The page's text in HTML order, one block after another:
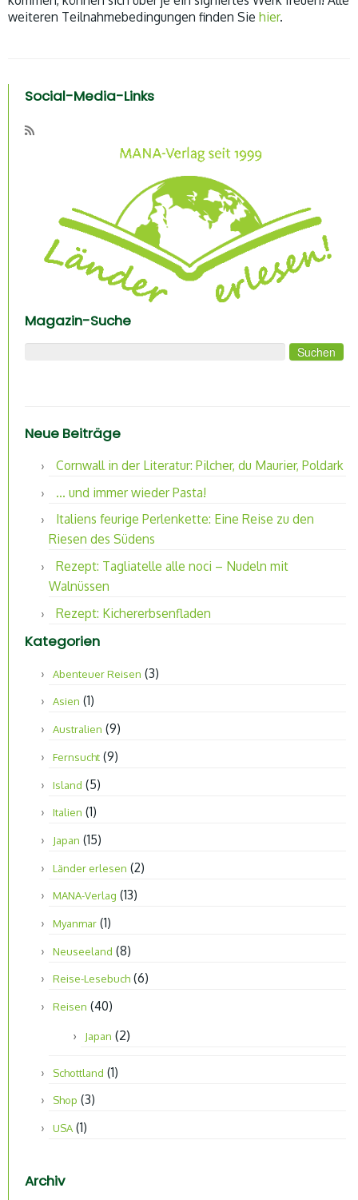
weiteren Teilnahmebedingungen finden Sie hier.
Social-Media-Links
Magazin-Suche
Suchen nach:
Neue Beiträge
Cornwall in der Literatur: Pilcher, du Maurier, Poldark
… und immer wieder Pasta!
Italiens feurige Perlenkette: Eine Reise zu den
Riesen des Südens
Rezept: Tagliatelle alle noci – Nudeln mit
Walnüssen
Rezept: Kichererbsenfladen
Kategorien
Abenteuer Reisen (3)
Asien (1)
Australien (9)
Fernsucht (9)
Island (5)
Italien (1)
Japan (15)
Länder erlesen (2)
MANA-Verlag (13)
Myanmar (1)
Neuseeland (8)
Reise-Lesebuch (6)
Reisen (40)
Japan (2)
Schottland (1)
Shop (3)
USA (1)
Archiv